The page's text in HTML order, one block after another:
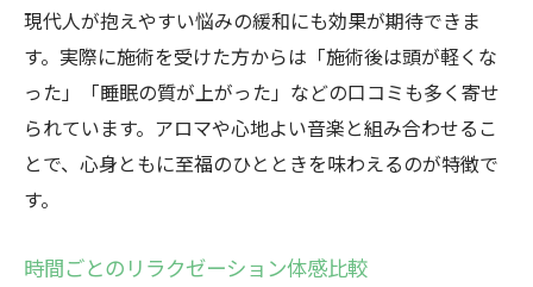
現代人が抱えやすい悩みの緩和にも効果が期待できま
す。実際に施術を受けた方からは「施術後は頭が軽くな
った」「睡眠の質が上がった」などの口コミも多く寄せ
られています。アロマや心地よい音楽と組み合わせるこ
とで、心身ともに至福のひとときを味わえるのが特徴で
す。
時間ごとのリラクゼーション体感比較